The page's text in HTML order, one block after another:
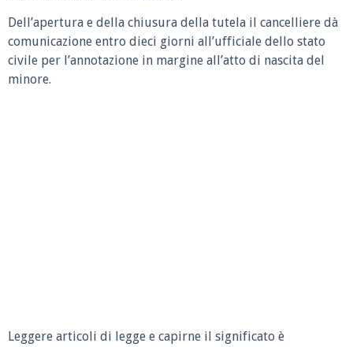
Dell’apertura e della chiusura della tutela il cancelliere dà
comunicazione entro dieci giorni all’ufficiale dello stato
civile per l’annotazione in margine all’atto di nascita del
minore.
Leggere articoli di legge e capirne il significato è